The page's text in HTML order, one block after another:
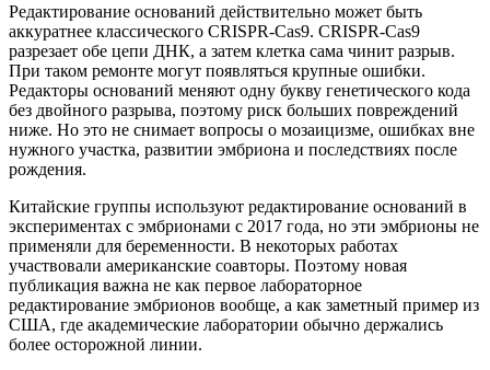
Редактирование оснований действительно может быть
аккуратнее классического CRISPR-Cas9. CRISPR-Cas9
разрезает обе цепи ДНК, а затем клетка сама чинит разрыв.
При таком ремонте могут появляться крупные ошибки.
Редакторы оснований меняют одну букву генетического кода
без двойного разрыва, поэтому риск больших повреждений
ниже. Но это не снимает вопросы о мозаицизме, ошибках вне
нужного участка, развитии эмбриона и последствиях после
рождения.
Китайские группы используют редактирование оснований в
экспериментах с эмбрионами с 2017 года, но эти эмбрионы не
применяли для беременности. В некоторых работах
участвовали американские соавторы. Поэтому новая
публикация важна не как первое лабораторное
редактирование эмбрионов вообще, а как заметный пример из
США, где академические лаборатории обычно держались
более осторожной линии.